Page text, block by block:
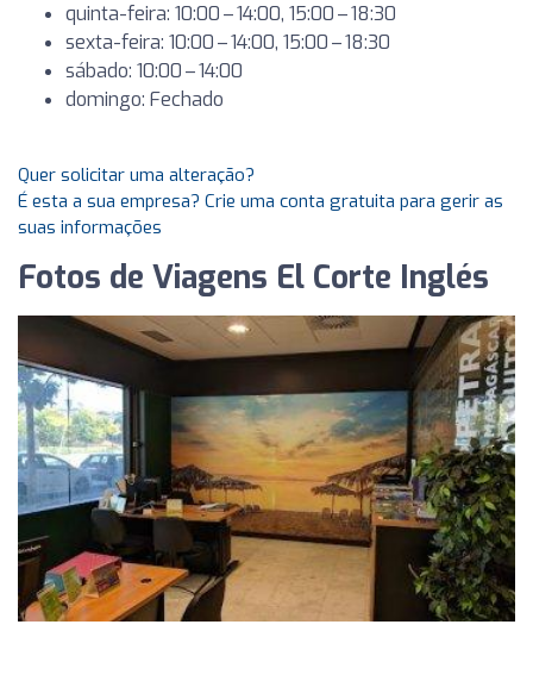
quinta-feira: 10:00 – 14:00, 15:00 – 18:30
sexta-feira: 10:00 – 14:00, 15:00 – 18:30
sábado: 10:00 – 14:00
domingo: Fechado
Quer solicitar uma alteração?
É esta a sua empresa? Crie uma conta gratuita para gerir as
suas informações
Fotos de Viagens El Corte Inglés